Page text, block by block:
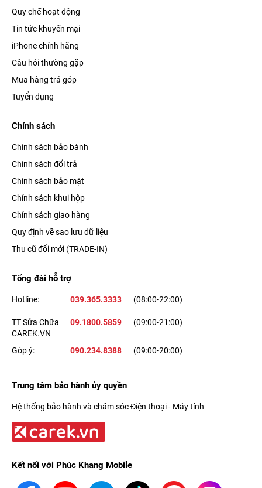
Quy chế hoạt động
Tin tức khuyến mại
iPhone chính hãng
Câu hỏi thường gặp
Mua hàng trả góp
Tuyển dụng
Chính sách
Chính sách bảo bành
Chính sách đổi trả
Chính sách bảo mật
Chính sách khui hộp
Chính sách giao hàng
Quy định về sao lưu dữ liệu
Thu cũ đổi mới (TRADE-IN)
Tổng đài hỗ trợ
Hotline: 039.365.3333 (08:00-22:00)
TT Sửa Chữa
CAREK.VN
09.1800.5859 (09:00-21:00)
Góp ý: 090.234.8388 (09:00-20:00)
Trung tâm bảo hành ủy quyền
Hệ thống bảo hành và chăm sóc Điện thoại - Máy tính
Kết nối với Phúc Khang Mobile